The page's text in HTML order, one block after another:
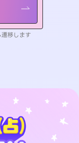
移します